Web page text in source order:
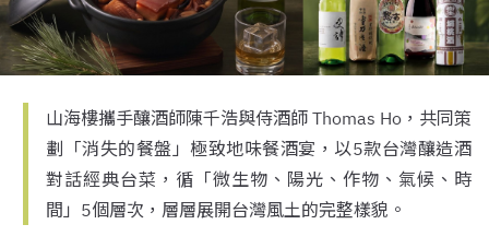
山海樓攜手釀酒師陳千浩與侍酒師 Thomas Ho，共同策
劃「消失的餐盤」極致地味餐酒宴，以5款台灣釀造酒
對話經典台菜，循「微生物、陽光、作物、氣候、時
間」5個層次，層層展開台灣風土的完整樣貌。